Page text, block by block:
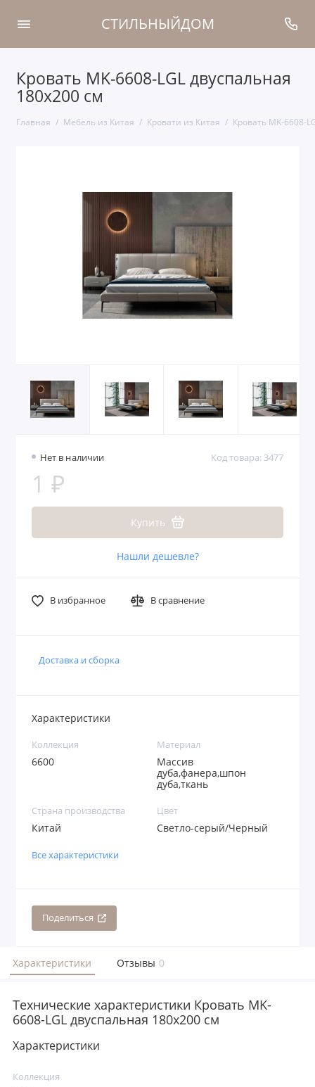
СТИЛЬНЫЙДОМ
Кровать MK-6608-LGL двуспальная
180х200 см
Главная Мебель из Китая Кровати из Китая Кровать MK-6608-
Нет в наличии Код товара: 3477
1 ₽
Купить
Нашли дешевле?
В избранное В сравнение
Доставка и сборка
Характеристики
Коллекция
6600
Материал
Массив
дуба,фанера,шпон
дуба,ткань
Страна производства
Китай
Цвет
Светло-серый/Черный
Все характеристики
Поделиться
Характеристики Отзывы 0
Технические характеристики Кровать MK-
6608-LGL двуспальная 180х200 см
Характеристики
Коллекция